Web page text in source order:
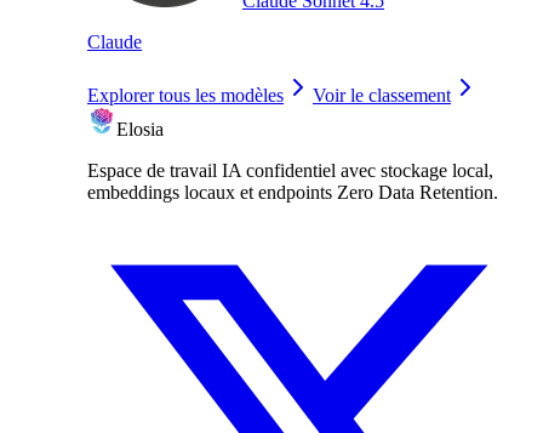
Claude
Explorer tous les modèles
Voir le classement
Elosia
Espace de travail IA confidentiel avec stockage local,
embeddings locaux et endpoints Zero Data Retention.